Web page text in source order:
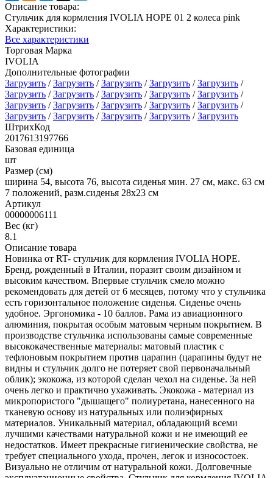
Описание товара:
Стульчик для кормления IVOLIA HOPE 01 2 колеса pink
Характеристики:
Все характеристики
Торговая Марка
IVOLIA
Дополнительные фотографии
Загрузить /Загрузить /Загрузить /Загрузить /Загрузить /
Загрузить /Загрузить /Загрузить /Загрузить /Загрузить /
Загрузить /Загрузить /Загрузить /Загрузить /Загрузить /
Загрузить /Загрузить /Загрузить /Загрузить /Загрузить
ШтрихКод
2017613197766
Базовая единица
шт
Размер (см)
ширина 54, высота 76, высота сиденья мин. 27 см, макс. 63 см
7 положений, разм.сиденья 28х23 см
Артикул
00000006111
Вес (кг)
8.1
Описание товара
Новинка от RT- стульчик для кормления IVOLIA HOPE.
Бренд, рожденный в Италии, поразит своим дизайном и
высоким качеством. Впервые стульчик смело можно
рекомендовать для детей от 6 месяцев, потому что у стульчика
есть горизонтальное положение сиденья. Сиденье очень
удобное. Эргономика - 10 баллов. Рама из авиационного
алюминия, покрытая особым матовым черным покрытием. В
производстве стульчика использованы самые современные
высококачественные материалы: матовый пластик с
тефлоновым покрытием против царапин (царапины будут не
видны и стульчик долго не потеряет свой первоначальный
облик); экокожа, из которой сделан чехол на сиденье. За ней
очень легко и практично ухаживать. Экокожа - материал из
микропористого "дышащего" полиуретана, нанесенного на
тканевую основу из натуральных или полиэфирных
материалов. Уникальный материал, обладающий всеми
лучшими качествами натуральной кожи и не имеющий ее
недостатков. Имеет прекрасные гигиенические свойства, не
требует специального ухода, прочен, легок и износостоек.
Визуально не отличим от натуральной кожи. Долговечные